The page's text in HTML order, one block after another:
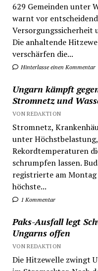
629 Gemeinden unter
warnt vor
Versorgungssicherheit
Die anhaltende
verschärfen die...
Hinterlasse einen Kommentar
Ungarn kämpft
Stromnetz und
VON REDAKTION
Stromnetz,
unter
Rekordtemperaturen
schrumpfen lassen.
registrierte am
höchste...
1 Kommentar
Paks-Ausfall legt
Ungarns offen
VON REDAKTION
Die Hitzewelle zwingt